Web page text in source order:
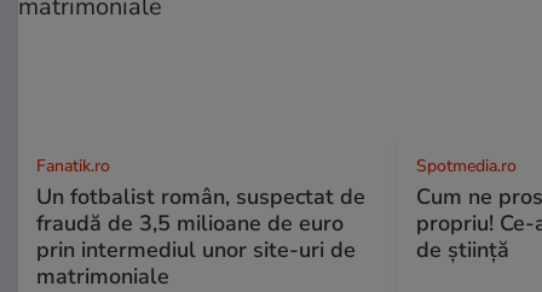
Fanatik.ro
Un fotbalist român, suspectat de
fraudă de 3,5 milioane de euro
prin intermediul unor site-uri de
matrimoniale
Spotmedia.ro
Cum ne
propriu!
de știință